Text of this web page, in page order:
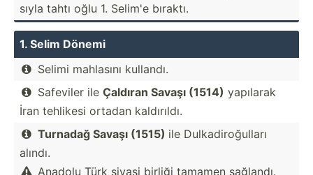
sıyla tahtı oğlu 1. Selim'e bıraktı.
1. Selim Dönemi
 Selimi mahlasını kullandı.
 Safeviler ile Çaldıran Savaşı (1514) yapılarak
İran tehlikesi ortadan kaldır­ıldı.
 Turnadağ Savaşı (1515) ile Dulkad­iro­ğulları
alındı.
 Anadolu Türk siyasi birliği tamamen sağlandı.